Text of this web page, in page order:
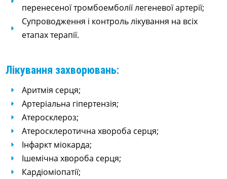
перенесеної тромбоемболії легеневої артерії;
Супроводження і контроль лікування на всіх
етапах терапії.
Лікування захворювань:
Аритмія серця;
Артеріальна гіпертензія;
Атеросклероз;
Атеросклеротична хвороба серця;
Інфаркт міокарда;
Ішемічна хвороба серця;
Кардіоміопатії;